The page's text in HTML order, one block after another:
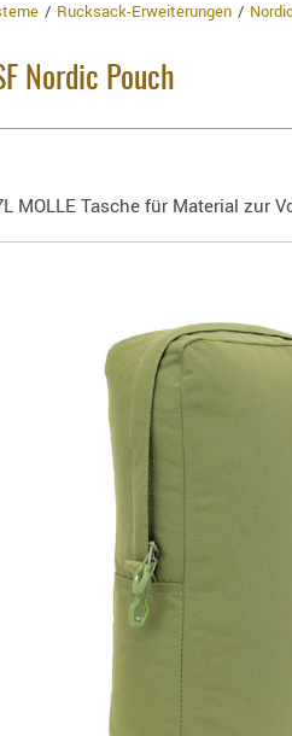
Rucksack-Erweiterungen
Nordic Pouch
MOLLE Tasche für Material zur